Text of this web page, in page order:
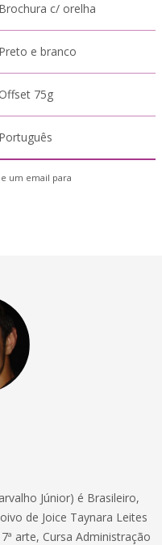
Brochura c/ orelha
Preto e branco
75g
Português
um email para
Júnior) é Brasileiro,
de Joice Taynara Leites
arte, Cursa Administração